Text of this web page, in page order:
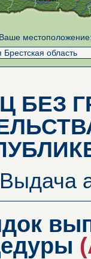
Ваше местоположение:
БЕЗ